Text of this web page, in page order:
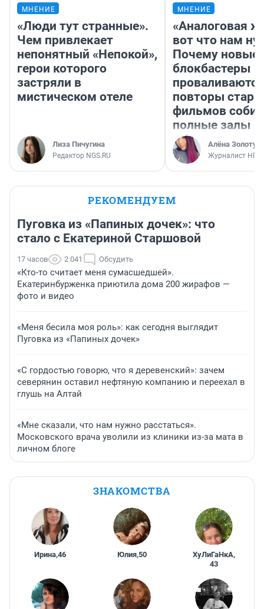
МНЕНИЕ
«Люди тут странные».
Чем привлекает
непонятный «Непокой»,
герои которого
застряли в
мистическом отеле
Лиза Пичугина
Редактор NGS.RU
МНЕНИЕ
«Аналоговая
вот что нам
Почему новые
блокбастеры
повторы
фильмов
полные залы
Алёна
Журналист НГС
РЕКОМЕНДУЕМ
Пуговка из «Папиных дочек»: что
стало с Екатериной Старшовой
17 часов 2 041 Обсудить
«Кто-то считает меня сумасшедшей».
Екатеринбурженка приютила дома 200 жирафов —
фото и видео
«Меня бесила моя роль»: как сегодня выглядит
Пуговка из «Папиных дочек»
«С гордостью говорю, что я деревенский»: зачем
северянин оставил нефтяную компанию и переехал в
глушь на Алтай
«Мне сказали, что нам нужно расстаться».
Московского врача уволили из клиники из-за мата в
личном блоге
ЗНАКОМСТВА
Ирина,46 Юлия,50 ХуЛиГаНкА,
43